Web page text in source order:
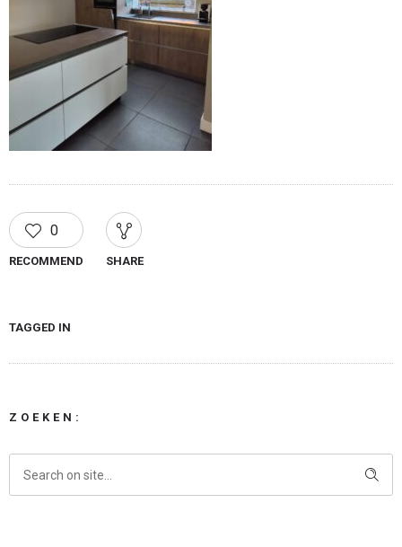
0
RECOMMEND SHARE
TAGGED IN
ZOEKEN: